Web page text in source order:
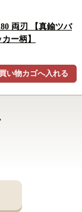
両刃 【真鍮ツバ
ー柄】
買い物カゴへ入れる